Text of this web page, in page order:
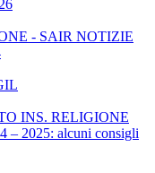
- SAIR NOTIZIE
INS. RELIGIONE
– 2025: alcuni consigli